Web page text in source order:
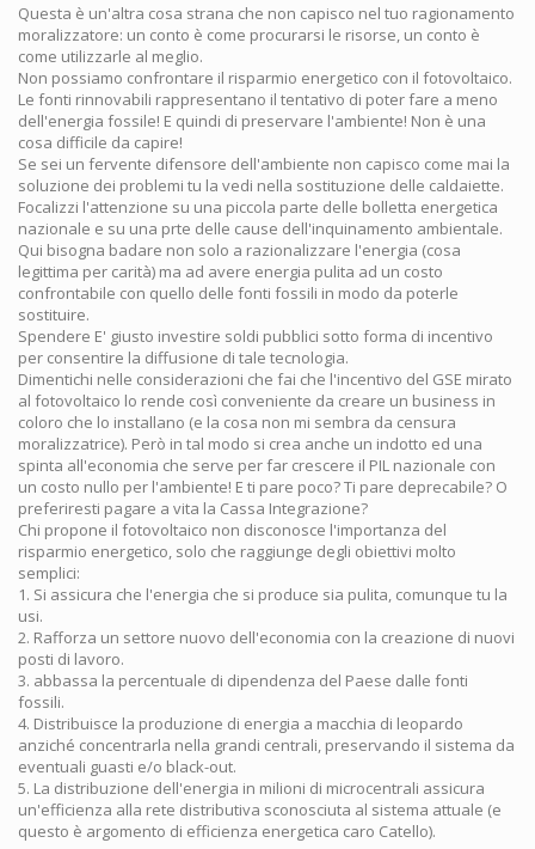
Questa è un'altra cosa strana che non capisco nel tuo ragionamento
moralizzatore: un conto è come procurarsi le risorse, un conto è
come utilizzarle al meglio.
Non possiamo confrontare il risparmio energetico con il fotovoltaico.
Le fonti rinnovabili rappresentano il tentativo di poter fare a meno
dell'energia fossile! E quindi di preservare l'ambiente! Non è una
cosa difficile da capire!
Se sei un fervente difensore dell'ambiente non capisco come mai la
soluzione dei problemi tu la vedi nella sostituzione delle caldaiette.
Focalizzi l'attenzione su una piccola parte delle bolletta energetica
nazionale e su una prte delle cause dell'inquinamento ambientale.
Qui bisogna badare non solo a razionalizzare l'energia (cosa
legittima per carità) ma ad avere energia pulita ad un costo
confrontabile con quello delle fonti fossili in modo da poterle
sostituire.
Spendere E' giusto investire soldi pubblici sotto forma di incentivo
per consentire la diffusione di tale tecnologia.
Dimentichi nelle considerazioni che fai che l'incentivo del GSE mirato
al fotovoltaico lo rende così conveniente da creare un business in
coloro che lo installano (e la cosa non mi sembra da censura
moralizzatrice). Però in tal modo si crea anche un indotto ed una
spinta all'economia che serve per far crescere il PIL nazionale con
un costo nullo per l'ambiente! E ti pare poco? Ti pare deprecabile? O
preferiresti pagare a vita la Cassa Integrazione?
Chi propone il fotovoltaico non disconosce l'importanza del
risparmio energetico, solo che raggiunge degli obiettivi molto
semplici:
1. Si assicura che l'energia che si produce sia pulita, comunque tu la
usi.
2. Rafforza un settore nuovo dell'economia con la creazione di nuovi
posti di lavoro.
3. abbassa la percentuale di dipendenza del Paese dalle fonti
fossili.
4. Distribuisce la produzione di energia a macchia di leopardo
anziché concentrarla nella grandi centrali, preservando il sistema da
eventuali guasti e/o black-out.
5. La distribuzione dell'energia in milioni di microcentrali assicura
un'efficienza alla rete distributiva sconosciuta al sistema attuale (e
questo è argomento di efficienza energetica caro Catello).